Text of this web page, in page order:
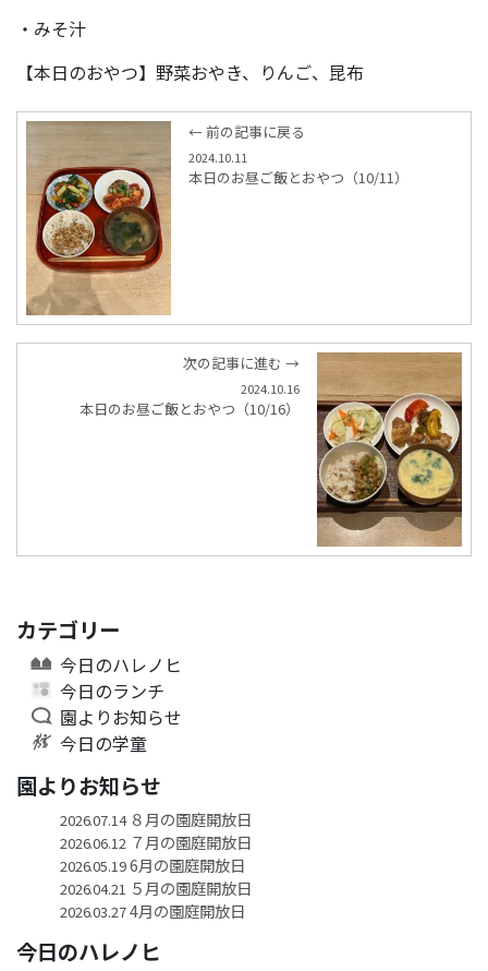
・みそ汁
【本日のおやつ】野菜おやき、りんご、昆布
← 前の記事に戻る
2024.10.11
本日のお昼ご飯とおやつ（10/11）
次の記事に進む →
2024.10.16
本日のお昼ご飯とおやつ（10/16）
カテゴリー
今日のハレノヒ
今日のランチ
園よりお知らせ
今日の学童
園よりお知らせ
2026.07.14８月の園庭開放日
2026.06.12 ７月の園庭開放日
2026.05.196月の園庭開放日
2026.04.21 ５月の園庭開放日
2026.03.274月の園庭開放日
今日のハレノヒ